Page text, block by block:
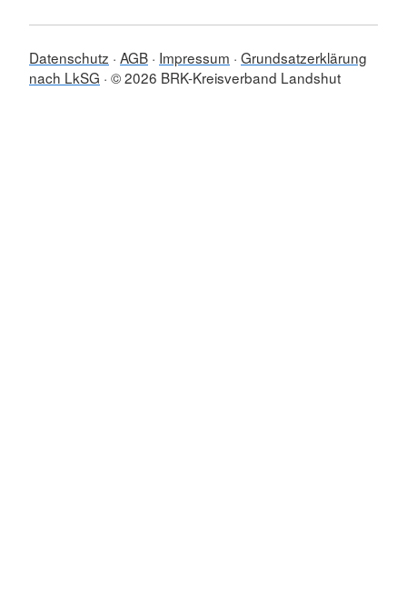
Datenschutz AGB Impressum Grundsatzerklärung
nach LkSG © 2026 BRK-Kreisverband Landshut